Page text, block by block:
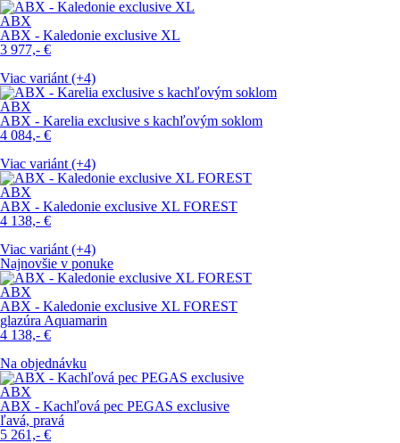
ABX
ABX - Kaledonie exclusive XL
3 977,- €
Viac variánt (+4)
ABX
ABX - Karelia exclusive s kachľovým soklom
4 084,- €
Viac variánt (+4)
ABX
ABX - Kaledonie exclusive XL FOREST
4 138,- €
Viac variánt (+4)
Najnovšie v ponuke
ABX
ABX - Kaledonie exclusive XL FOREST
glazúra Aquamarin
4 138,- €
Na objednávku
ABX
ABX - Kachľová pec PEGAS exclusive
ľavá, pravá
5 261,- €